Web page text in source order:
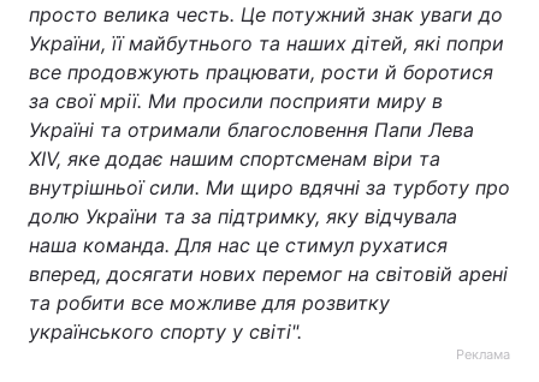
просто велика честь. Це потужний знак уваги до
України, її майбутнього та наших дітей, які попри
все продовжують працювати, рости й боротися
за свої мрії. Ми просили посприяти миру в
Україні та отримали благословення Папи Лева
XIV, яке додає нашим спортсменам віри та
внутрішньої сили. Ми щиро вдячні за турботу про
долю України та за підтримку, яку відчувала
наша команда. Для нас це стимул рухатися
вперед, досягати нових перемог на світовій арені
та робити все можливе для розвитку
українського спорту у світі".
Реклама